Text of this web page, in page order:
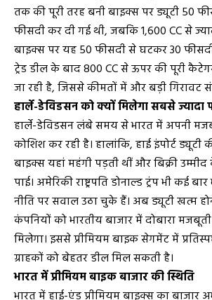
तक की पूरी तरह बनी बाइक्स पर ड्यूटी 50
फीसदी कर दी गई थी, जबकि 1,600 CC से
बाइक्स पर यह 50 फीसदी से घटकर 30
ट्रेड डील के बाद 800 CC से ऊपर की पूरी
जा रही है, जिससे कीमतों में और बड़ी गिरावट
हार्ले-डेविडसन को क्यों मिलेगा सबसे ज्यादा
हार्ले-डेविडसन लंबे समय से भारत में अपनी
कोशिश कर रही है। हालांकि, हाई इंपोर्ट
बाइक्स यहां महंगी पड़ती थीं और बिक्री
पाई। अमेरिकी राष्ट्रपति डोनाल्ड ट्रंप भी कई
नीति पर सवाल उठा चुके हैं। अब ड्यूटी खत्म
कंपनियों को भारतीय बाजार में दोबारा
मिलेगा। इससे प्रीमियम बाइक सेगमेंट में
ग्राहकों को बेहतर डील मिल सकती है।
भारत में प्रीमियम बाइक बाजार की स्थिति